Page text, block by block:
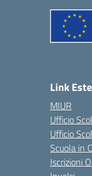
Link
MIUR
Ufficio
Ufficio
Scuola in
Iscrizioni